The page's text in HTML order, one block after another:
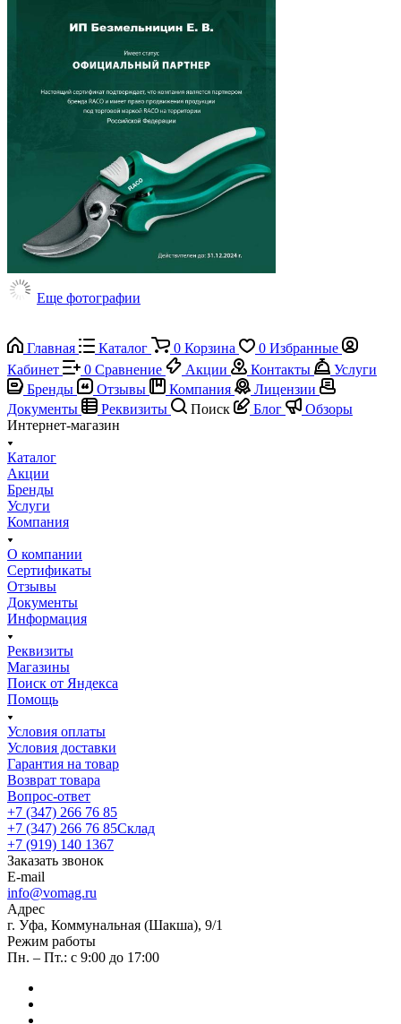
Еще фотографии
Главная Каталог 0 Корзина 0 Избранные
Кабинет
0 Сравнение Акции Контакты
Услуги
Бренды
Отзывы Компания
Лицензии
Документы
Реквизиты Поиск Блог
Обзоры
Интернет-магазин
Каталог
Акции
Бренды
Услуги
Компания
О компании
Сертификаты
Отзывы
Документы
Информация
Реквизиты
Магазины
Поиск от Яндекса
Помощь
Условия оплаты
Условия доставки
Гарантия на товар
Возврат товара
Вопрос-ответ
+7 (347) 266 76 85
+7 (347) 266 76 85Склад
+7 (919) 140 1367
Заказать звонок
E-mail
info@vomag.ru
Адрес
г. Уфа, Коммунальная (Шакша), 9/1
Режим работы
Пн. – Пт.: с 9:00 до 17:00